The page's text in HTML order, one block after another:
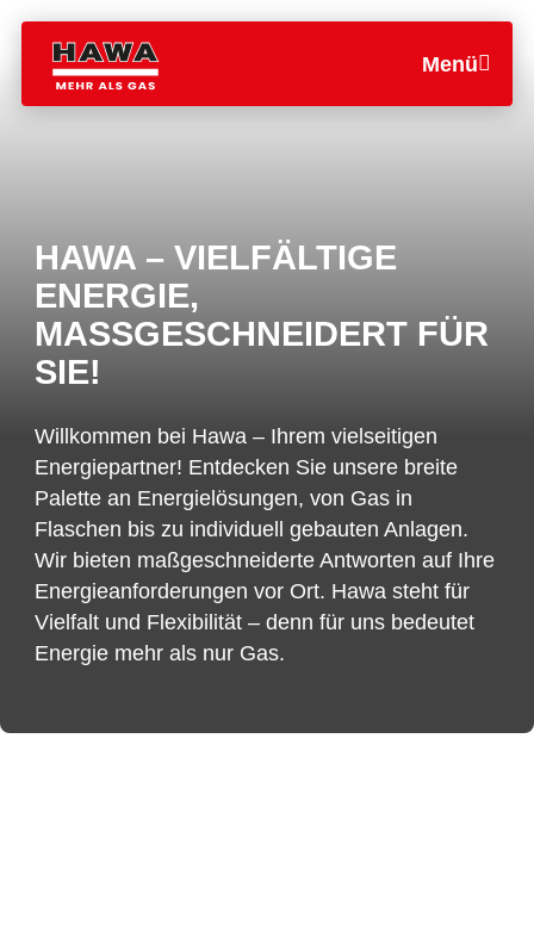
Menü
HAWA – VIELFÄLTIGE
ENERGIE,
MASSGESCHNEIDERT FÜR
SIE!
Willkommen bei Hawa – Ihrem vielseitigen
Energiepartner! Entdecken Sie unsere breite
Palette an Energielösungen, von Gas in
Flaschen bis zu individuell gebauten Anlagen.
Wir bieten maßgeschneiderte Antworten auf Ihre
Energieanforderungen vor Ort. Hawa steht für
Vielfalt und Flexibilität – denn für uns bedeutet
Energie mehr als nur Gas.